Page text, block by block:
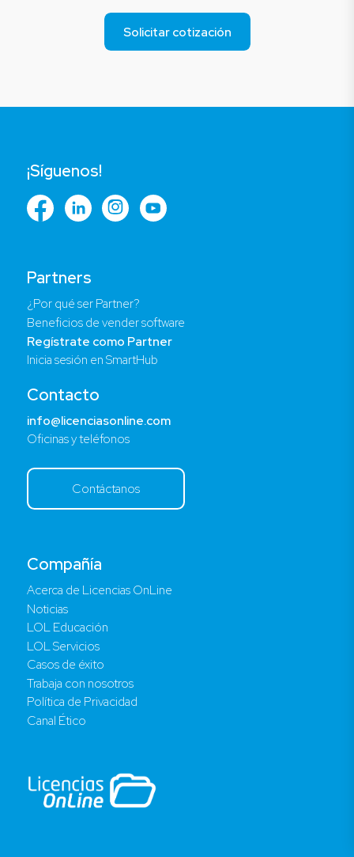
Solicitar cotización
Compañía
Acerca de Licencias OnLine
Noticias
LOL Educación
LOL Servicios
Casos de éxito
Trabaja con nosotros
Política de Privacidad
Canal Ético
Partners
¿Por qué ser Partner?
Beneficios de vender software
Regístrate como Partner
Inicia sesión en SmartHub
Contacto
info@licenciasonline.com
Oficinas y teléfonos
Contáctanos
¡Síguenos!